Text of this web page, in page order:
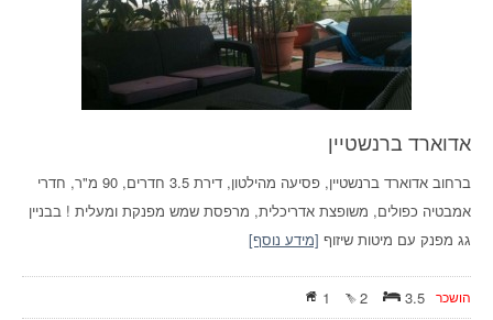
אדוארד ברנשטיין
ברחוב אדוארד ברנשטיין, פסיעה מהילטון, דירת 3.5 חדרים, 90 מ"ר, חדרי
אמבטיה כפולים, משופצת אדריכלית, מרפסת שמש מפנקת ומעלית ! בבניין
גג מפנק עם מיטות שיזוף [מידע נוסף]
3.5
2
1 הושכר